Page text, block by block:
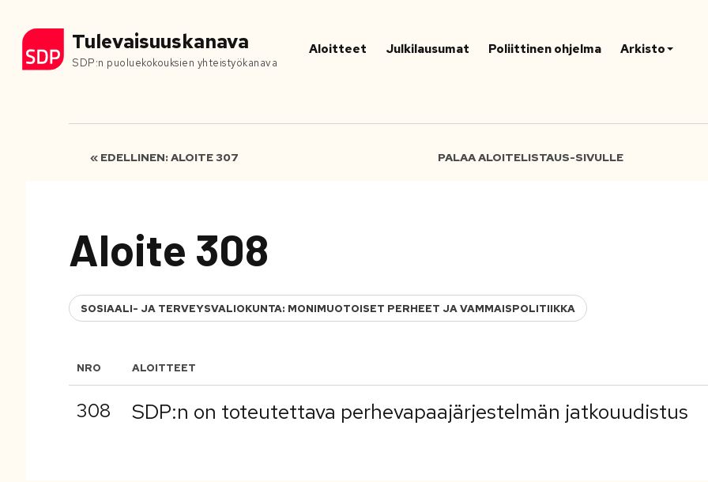
Tulevaisuuskanava
SDP:n puoluekokouksien yhteistyökanava
Aloitteet Julkilausumat Poliittinen ohjelma Arkisto
« EDELLINEN: ALOITE 307 PALAA ALOITELISTAUS-SIVULLE
Aloite 308
SOSIAALI- JA TERVEYSVALIOKUNTA: MONIMUOTOISET PERHEET JA VAMMAISPOLITIIKKA
NRO ALOITTEET
308 SDP:n on toteutettava perhevapaajärjestelmän jatkouudistus